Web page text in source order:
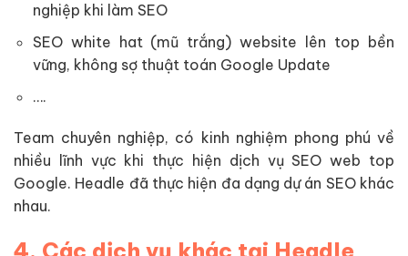
nghiệp khi làm SEO
SEO white hat (mũ trắng) website lên top bền
vững, không sợ thuật toán Google Update
….
Team chuyên nghiệp, có kinh nghiệm phong phú về
nhiều lĩnh vực khi thực hiện dịch vụ SEO web top
Google. Headle đã thực hiện đa dạng dự án SEO khác
nhau.